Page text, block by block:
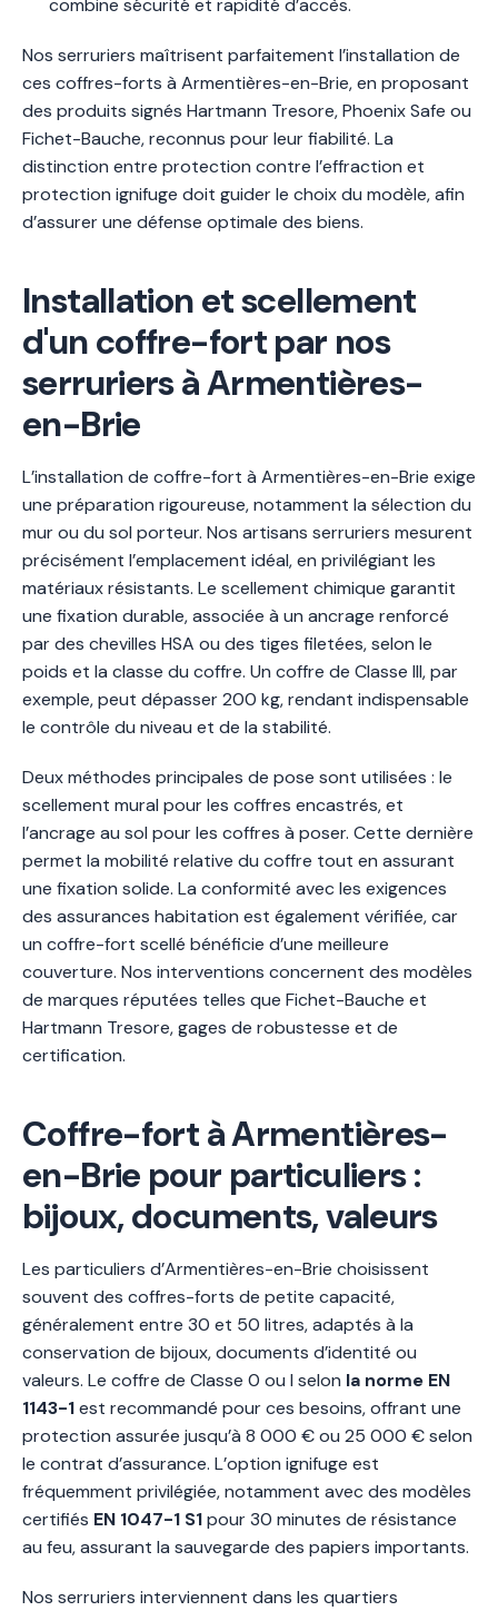
Nos serruriers maîtrisent parfaitement l’installation de
ces coffres-forts à Armentières-en-Brie, en proposant
des produits signés Hartmann Tresore, Phoenix Safe ou
Fichet-Bauche, reconnus pour leur fiabilité. La
distinction entre protection contre l’effraction et
protection ignifuge doit guider le choix du modèle, afin
d’assurer une défense optimale des biens.
Installation et scellement
d'un coffre-fort par nos
serruriers à Armentières-
en-Brie
L’installation de coffre-fort à Armentières-en-Brie exige
une préparation rigoureuse, notamment la sélection du
mur ou du sol porteur. Nos artisans serruriers mesurent
précisément l’emplacement idéal, en privilégiant les
matériaux résistants. Le scellement chimique garantit
une fixation durable, associée à un ancrage renforcé
par des chevilles HSA ou des tiges filetées, selon le
poids et la classe du coffre. Un coffre de Classe III, par
exemple, peut dépasser 200 kg, rendant indispensable
le contrôle du niveau et de la stabilité.
Deux méthodes principales de pose sont utilisées : le
scellement mural pour les coffres encastrés, et
l’ancrage au sol pour les coffres à poser. Cette dernière
permet la mobilité relative du coffre tout en assurant
une fixation solide. La conformité avec les exigences
des assurances habitation est également vérifiée, car
un coffre-fort scellé bénéficie d’une meilleure
couverture. Nos interventions concernent des modèles
de marques réputées telles que Fichet-Bauche et
Hartmann Tresore, gages de robustesse et de
certification.
Coffre-fort à Armentières-
en-Brie pour particuliers :
bijoux, documents, valeurs
Les particuliers d’Armentières-en-Brie choisissent
souvent des coffres-forts de petite capacité,
généralement entre 30 et 50 litres, adaptés à la
conservation de bijoux, documents d’identité ou
valeurs. Le coffre de Classe 0 ou I selon la norme EN
1143-1est recommandé pour ces besoins, offrant une
protection assurée jusqu’à 8 000 € ou 25 000 € selon
le contrat d’assurance. L’option ignifuge est
fréquemment privilégiée, notamment avec des modèles
certifiés EN 1047-1 S1pour 30 minutes de résistance
au feu, assurant la sauvegarde des papiers importants.
Nos serruriers interviennent dans les quartiers